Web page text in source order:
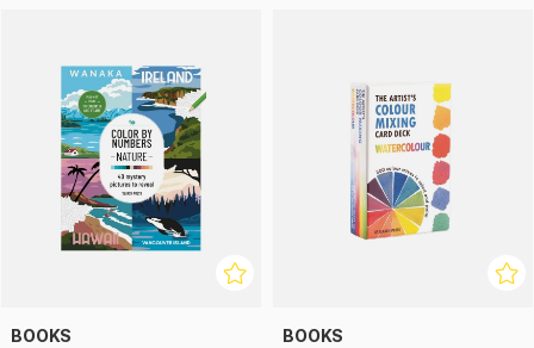
BOOKS BOOKS